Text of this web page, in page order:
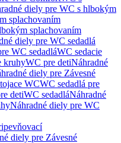
diely pre WC s hlbokým
splachovaním
splachovaním
diely pre WC sedadlá
WC sedadláWC sedacie
kruhyWC pre detiNáhradné
diely pre Závesné
WCWC sedadlá pre
detiWC sedadláNáhradné
Náhradné diely pre WC
diely pre Závesné